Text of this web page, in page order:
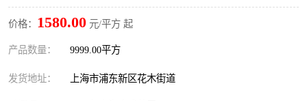
价格： 1580.00 元/平方 起
产品数量： 9999.00平方
发货地址： 上海市浦东新区花木街道